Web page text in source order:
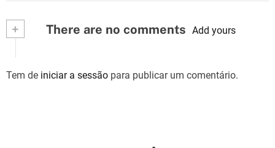
e
a
+ There are no comments Add yours
Tem de iniciar a sessão para publicar um comentário.